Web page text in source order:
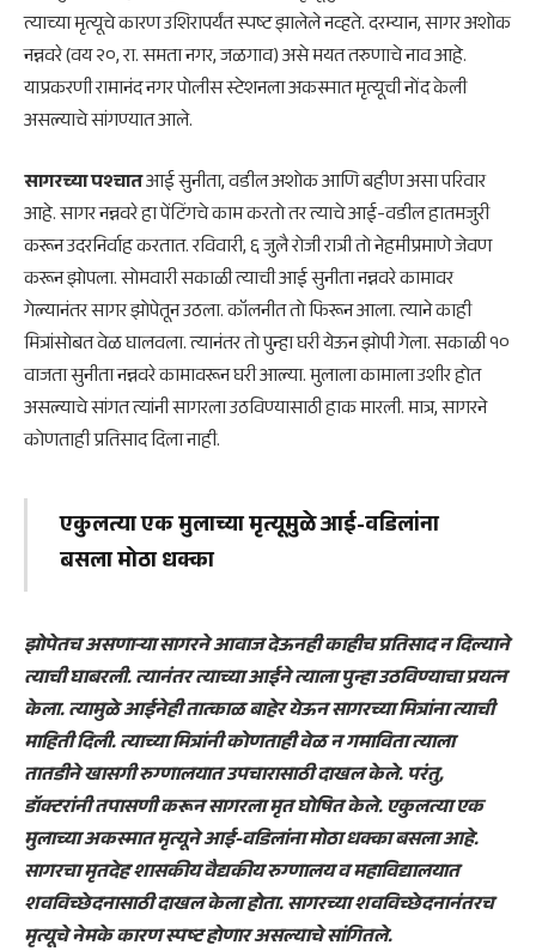
त्याच्या मृत्यूचे कारण उशिरापर्यंत स्पष्ट झालेले नव्हते. दरम्यान, सागर अशोक
नन्नवरे (वय २०, रा. समता नगर, जळगाव) असे मयत तरुणाचे नाव आहे.
याप्रकरणी रामानंद नगर पोलीस स्टेशनला अकस्मात मृत्यूची नोंद केली
असल्याचे सांगण्यात आले.
सागरच्या पश्चातआई सुनीता, वडील अशोक आणि बहीण असा परिवार
आहे. सागर नन्नवरे हा पेंटिंगचे काम करतो तर त्याचे आई-वडील हातमजुरी
करून उदरनिर्वाह करतात. रविवारी, ६ जुलै रोजी रात्री तो नेहमीप्रमाणे जेवण
करून झोपला. सोमवारी सकाळी त्याची आई सुनीता नन्नवरे कामावर
गेल्यानंतर सागर झोपेतून उठला. कॉलनीत तो फिरून आला. त्याने काही
मित्रांसोबत वेळ घालवला. त्यानंतर तो पुन्हा घरी येऊन झोपी गेला. सकाळी १०
वाजता सुनीता नन्नवरे कामावरून घरी आल्या. मुलाला कामाला उशीर होत
असल्याचे सांगत त्यांनी सागरला उठविण्यासाठी हाक मारली. मात्र, सागरने
कोणताही प्रतिसाद दिला नाही.
एकुलत्या एक मुलाच्या मृत्यूमुळे आई-वडिलांना
बसला मोठा धक्का
झोपेतच असणाऱ्या सागरने आवाज देऊनही काहीच प्रतिसाद न दिल्याने
त्याची घाबरली. त्यानंतर त्याच्या आईने त्याला पुन्हा उठविण्याचा प्रयत्न
केला. त्यामुळे आईनेही तात्काळ बाहेर येऊन सागरच्या मित्रांना त्याची
माहिती दिली. त्याच्या मित्रांनी कोणताही वेळ न गमाविता त्याला
तातडीने खासगी रुग्णालयात उपचारासाठी दाखल केले. परंतु,
डॉक्टरांनी तपासणी करून सागरला मृत घोषित केले. एकुलत्या एक
मुलाच्या अकस्मात मृत्यूने आई-वडिलांना मोठा धक्का बसला आहे.
सागरचा मृतदेह शासकीय वैद्यकीय रुग्णालय व महाविद्यालयात
शवविच्छेदनासाठी दाखल केला होता. सागरच्या शवविच्छेदनानंतरच
मृत्यूचे नेमके कारण स्पष्ट होणार असल्याचे सांगितले.